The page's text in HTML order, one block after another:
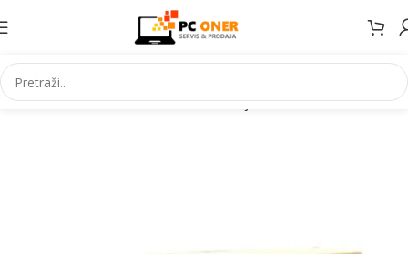
Početna Informatika Potrošni materijal Toneri